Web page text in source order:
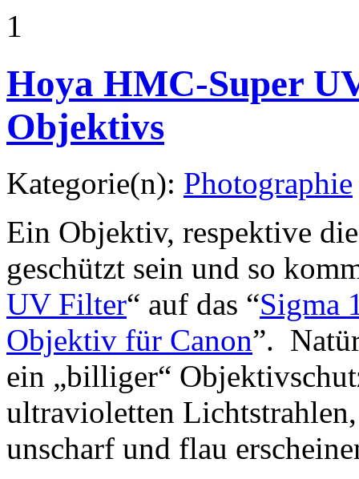
1
Hoya HMC-Super
Objektivs
Kategorie(n): Photographie
Ein Objektiv, respektive
geschützt sein und so
UV Filter“ auf das “Sigma
Objektiv für Canon”.
ein „billiger“
ultravioletten
unscharf und flau